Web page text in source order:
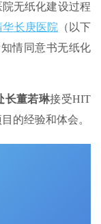
无纸化建设过程
华长庚医院（以下
情同意书无纸化
长董若琳接受HIT
的经验和体会。